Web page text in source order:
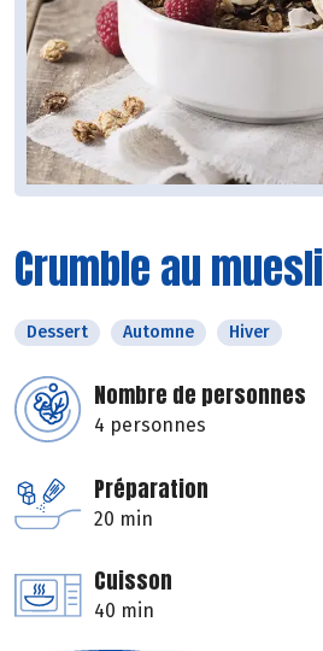
Crumble au muesli
Dessert Automne Hiver
Nombre de personnes
4 personnes
Préparation
20 min
Cuisson
40 min